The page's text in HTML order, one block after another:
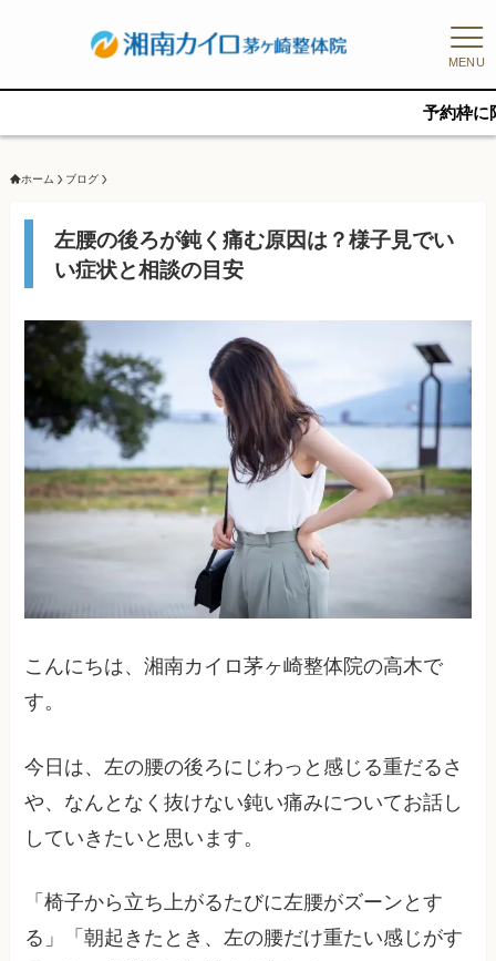
MENU
予約枠に限りがある
ホーム ブログ
左腰の後ろが鈍く痛む原因は？様子見でい
い症状と相談の目安
こんにちは、湘南カイロ茅ヶ崎整体院の高木で
す。
今日は、左の腰の後ろにじわっと感じる重だるさ
や、なんとなく抜けない鈍い痛みについてお話し
していきたいと思います。
「椅子から立ち上がるたびに左腰がズーンとす
る」「朝起きたとき、左の腰だけ重たい感じがす